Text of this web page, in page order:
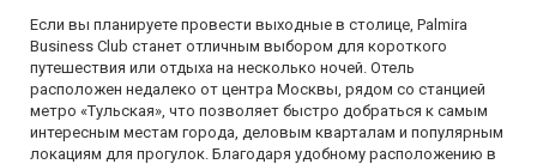
Если вы планируете провести выходные в столице, Palmira
Business Club станет отличным выбором для короткого
путешествия или отдыха на несколько ночей. Отель
расположен недалеко от центра Москвы, рядом со станцией
метро «Тульская», что позволяет быстро добраться к самым
интересным местам города, деловым кварталам и популярным
локациям для прогулок. Благодаря удобному расположению в